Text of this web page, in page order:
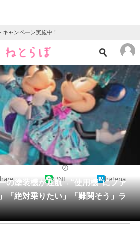
ャンペーン実施中！
ニュース
クイズ
地域
教育・育児
リサーチ
ページ
の塗装機が運航→“使用機”にファ
絶対乗りたい」「難関そう」ラ
LINE hatena